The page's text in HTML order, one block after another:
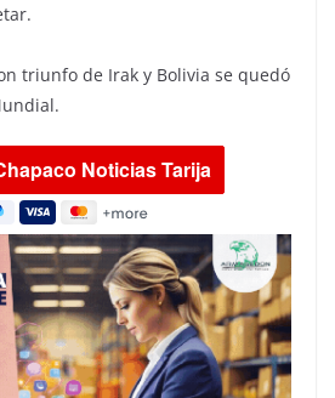
triunfo de Irak y Bolivia se quedó